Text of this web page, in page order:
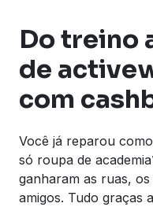
Do treino
de
com
Você já reparou
só roupa de
ganharam as ruas,
amigos. Tudo graças